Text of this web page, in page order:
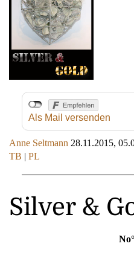
Als Mail versenden
Anne Seltmann 28.11.2015,
TB | PL
Silver &